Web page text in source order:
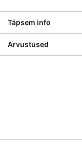
Täpsem info
Arvustused